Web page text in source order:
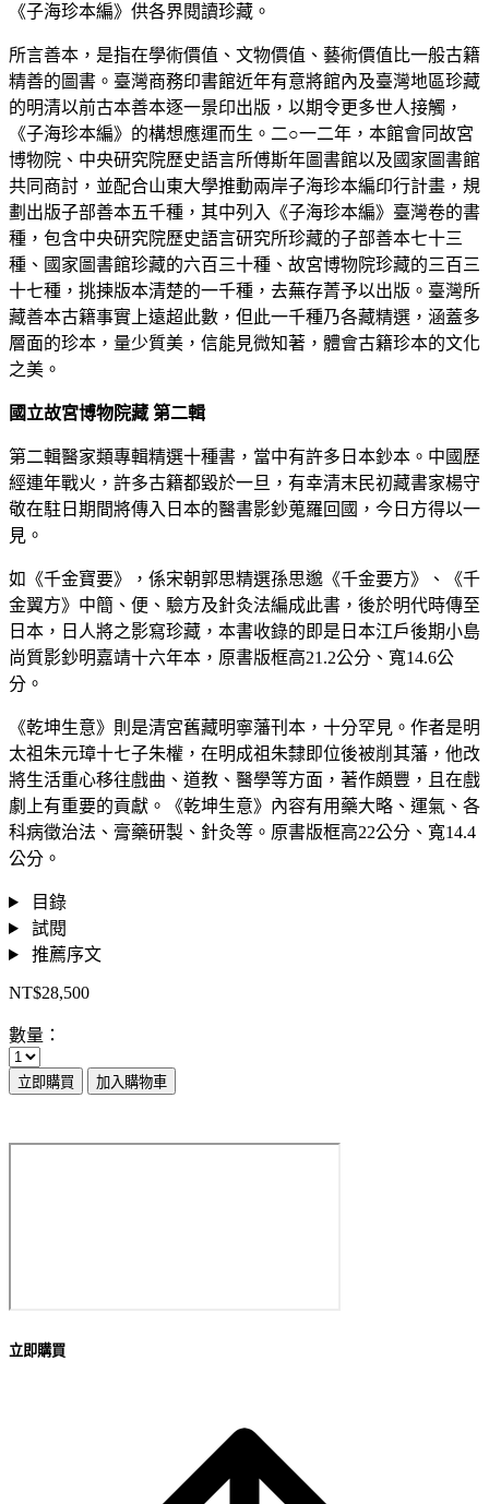
《子海珍本編》供各界閱讀珍藏。
所言善本，是指在學術價值、文物價值、藝術價值比一般古籍
精善的圖書。臺灣商務印書館近年有意將館內及臺灣地區珍藏
的明清以前古本善本逐一景印出版，以期令更多世人接觸，
《子海珍本編》的構想應運而生。二○一二年，本館會同故宮
博物院、中央研究院歷史語言所傅斯年圖書館以及國家圖書館
共同商討，並配合山東大學推動兩岸子海珍本編印行計畫，規
劃出版子部善本五千種，其中列入《子海珍本編》臺灣卷的書
種，包含中央研究院歷史語言研究所珍藏的子部善本七十三
種、國家圖書館珍藏的六百三十種、故宮博物院珍藏的三百三
十七種，挑揀版本清楚的一千種，去蕪存菁予以出版。臺灣所
藏善本古籍事實上遠超此數，但此一千種乃各藏精選，涵蓋多
層面的珍本，量少質美，信能見微知著，體會古籍珍本的文化
之美。
國立故宮博物院藏 第二輯
第二輯醫家類專輯精選十種書，當中有許多日本鈔本。中國歷
經連年戰火，許多古籍都毀於一旦，有幸清末民初藏書家楊守
敬在駐日期間將傳入日本的醫書影鈔蒐羅回國，今日方得以一
見。
如《千金寶要》，係宋朝郭思精選孫思邈《千金要方》、《千
金翼方》中簡、便、驗方及針灸法編成此書，後於明代時傳至
日本，日人將之影寫珍藏，本書收錄的即是日本江戶後期小島
尚質影鈔明嘉靖十六年本，原書版框高21.2公分、寬14.6公
分。
《乾坤生意》則是清宮舊藏明寧藩刊本，十分罕見。作者是明
太祖朱元璋十七子朱權，在明成祖朱隸即位後被削其藩，他改
將生活重心移往戲曲、道教、醫學等方面，著作頗豐，且在戲
劇上有重要的貢獻。《乾坤生意》內容有用藥大略、運氣、各
科病徵治法、膏藥研製、針灸等。原書版框高22公分、寬14.4
公分。
目錄
試閱
推薦序文
NT$28,500
數量：
立即購買 加入購物車
立即購買